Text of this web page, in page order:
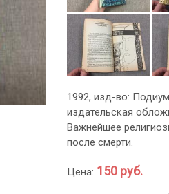
1992, изд-во:
издательская
Важнейшее
после смерти.
Цена: 150 руб.